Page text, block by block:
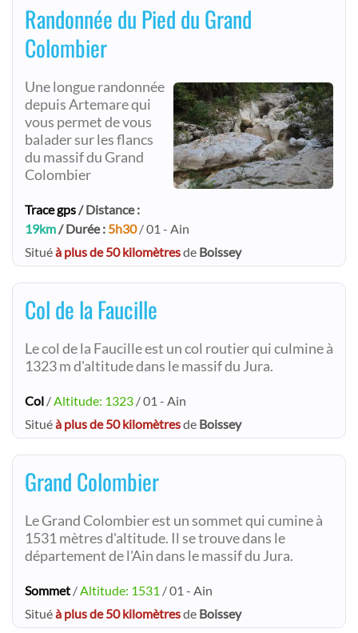
Randonnée du Pied du Grand
Colombier
Une longue randonnée
depuis Artemare qui
vous permet de vous
balader sur les flancs
du massif du Grand
Colombier
Trace gps/ Distance :
19km/ Durée : 5h30/ 01 - Ain
Situéà plus de 50 kilomètresde Boissey
Col de la Faucille
Le col de la Faucille est un col routier qui culmine à
1323 m d'altitude dans le massif du Jura.
Col /Altitude: 1323 / 01 - Ain
Situéà plus de 50 kilomètresde Boissey
Grand Colombier
Le Grand Colombier est un sommet qui cumine à
1531 mètres d'altitude. Il se trouve dans le
département de l'Ain dans le massif du Jura.
Sommet /Altitude: 1531 / 01 - Ain
Situéà plus de 50 kilomètresde Boissey